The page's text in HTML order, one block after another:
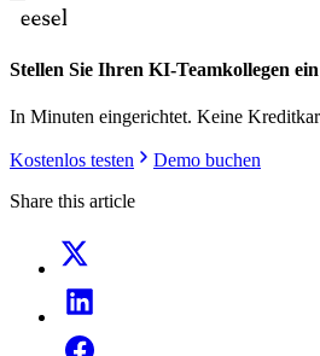
Stellen Sie Ihren KI-Teamkollegen ein
In Minuten eingerichtet. Keine
Kostenlos testen
Demo buchen
Share this article